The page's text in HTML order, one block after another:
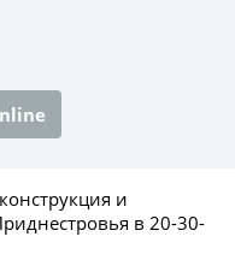
и
в 20-30-